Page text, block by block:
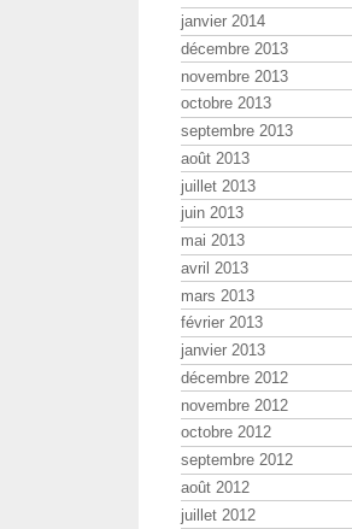
janvier 2014
décembre 2013
novembre 2013
octobre 2013
septembre 2013
août 2013
juillet 2013
juin 2013
mai 2013
avril 2013
mars 2013
février 2013
janvier 2013
décembre 2012
novembre 2012
octobre 2012
septembre 2012
août 2012
juillet 2012